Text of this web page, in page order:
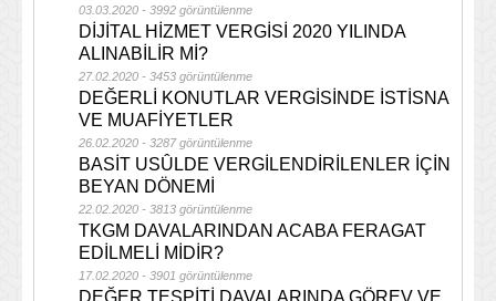
03.03.2020 - 3992 görüntülenme
DİJİTAL HİZMET VERGİSİ 2020 YILINDA
ALINABİLİR Mİ?
27.02.2020 - 3453 görüntülenme
DEĞERLİ KONUTLAR VERGİSİNDE İSTİSNA
VE MUAFİYETLER
26.02.2020 - 3287 görüntülenme
BASİT USÛLDE VERGİLENDİRİLENLER İÇİN
BEYAN DÖNEMİ
22.02.2020 - 3813 görüntülenme
TKGM DAVALARINDAN ACABA FERAGAT
EDİLMELİ MİDİR?
17.02.2020 - 3901 görüntülenme